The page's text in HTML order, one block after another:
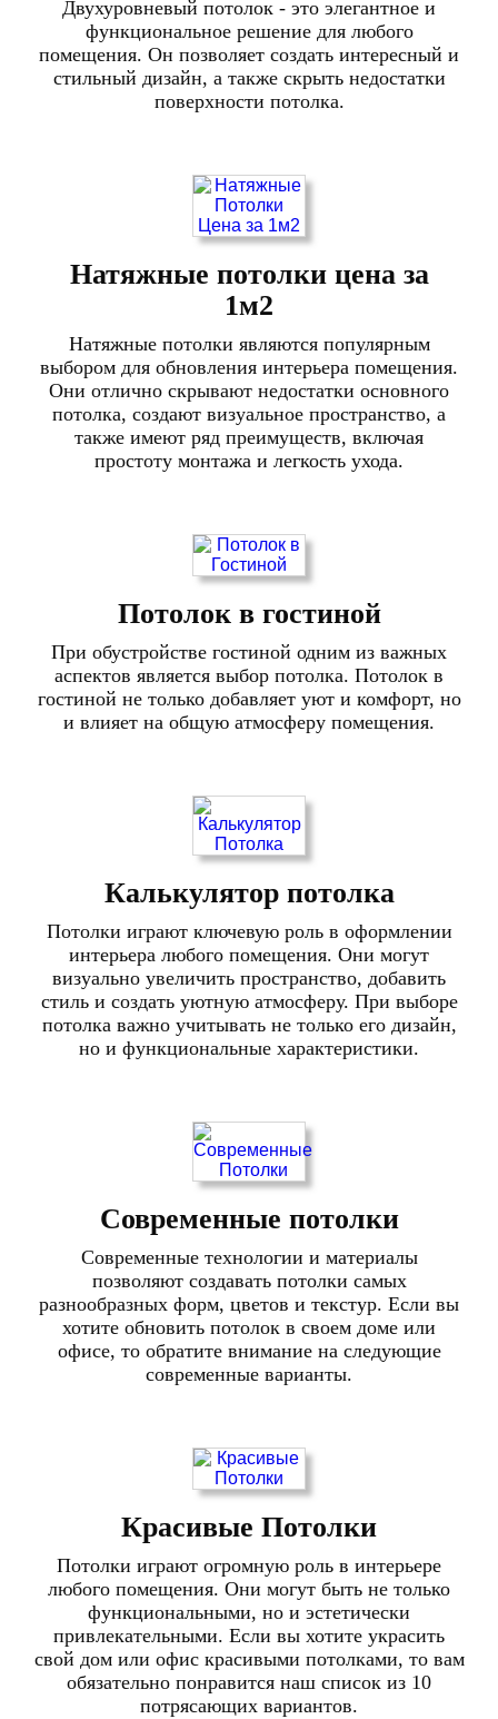
Двухуровневый потолок - это элегантное и
функциональное решение для любого
помещения. Он позволяет создать интересный и
стильный дизайн, а также скрыть недостатки
поверхности потолка.
Натяжные потолки цена за
1м2
Натяжные потолки являются популярным
выбором для обновления интерьера помещения.
Они отлично скрывают недостатки основного
потолка, создают визуальное пространство, а
также имеют ряд преимуществ, включая
простоту монтажа и легкость ухода.
Потолок в гостиной
При обустройстве гостиной одним из важных
аспектов является выбор потолка. Потолок в
гостиной не только добавляет уют и комфорт, но
и влияет на общую атмосферу помещения.
Калькулятор потолка
Потолки играют ключевую роль в оформлении
интерьера любого помещения. Они могут
визуально увеличить пространство, добавить
стиль и создать уютную атмосферу. При выборе
потолка важно учитывать не только его дизайн,
но и функциональные характеристики.
Современные потолки
Современные технологии и материалы
позволяют создавать потолки самых
разнообразных форм, цветов и текстур. Если вы
хотите обновить потолок в своем доме или
офисе, то обратите внимание на следующие
современные варианты.
Красивые Потолки
Потолки играют огромную роль в интерьере
любого помещения. Они могут быть не только
функциональными, но и эстетически
привлекательными. Если вы хотите украсить
свой дом или офис красивыми потолками, то вам
обязательно понравится наш список из 10
потрясающих вариантов.